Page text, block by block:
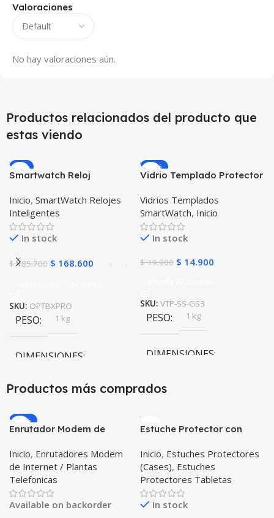
Valoraciones
No hay valoraciones aún.
Productos relacionados del producto que
estas viendo
-9%
Smartwatch Reloj
BAND X PRO™
(Smartwatch p70)
Compatible Android IOS
Inicio, SmartWatch Relojes
Inteligentes
In stock
$185.700 $ 168.600
SKU: OPTBXPRO
PESO 1 kg
DIMENSIONES
10 × 10 × 10 cm
COLOR
-25%
Vidrio Templado Protector
Smartwatch Samsung
Gear S3 Frontier
Vidrios Templados
SmartWatch, Inicio
In stock
$19.900 $ 14.900
SKU: VTP-SS-GS3
PESO 1 kg
DIMENSIONES
10 × 10 × 10 cm
Productos más comprados
-20%
Enrutador Modem de
Libre Todo Operador 4G
LTE SIMCARD
Inicio, Enrutadores Modem
de Internet / Plantas
Telefonicas
Available on backorder
Estuche Protector con
Tablet Samsung Galaxy
Tab A8 10.5 2021 – 2022
SM-x200 SM-x205 Anti
golpes con soporte
Inicio, Estuches Protectores
(Cases), Estuches
Protectores Tabletas
In stock